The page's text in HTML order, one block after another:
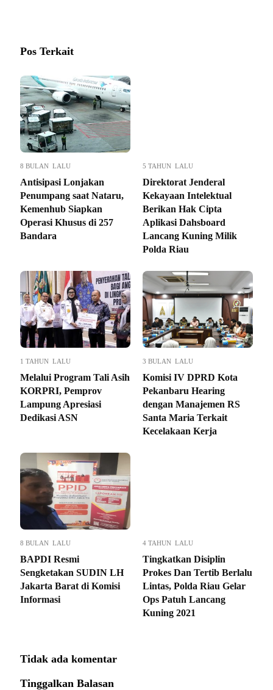
Pos Terkait
8 BULAN LALU
Antisipasi Lonjakan
Penumpang saat Nataru,
Kemenhub Siapkan
Operasi Khusus di 257
Bandara
5 TAHUN LALU
Direktorat Jenderal
Kekayaan Intelektual
Berikan Hak Cipta
Aplikasi Dahsboard
Lancang Kuning Milik
Polda Riau
1 TAHUN LALU
Melalui Program Tali Asih
KORPRI, Pemprov
Lampung Apresiasi
Dedikasi ASN
3 BULAN LALU
Komisi IV DPRD Kota
Pekanbaru Hearing
dengan Manajemen RS
Santa Maria Terkait
Kecelakaan Kerja
8 BULAN LALU
BAPDI Resmi
Sengketakan SUDIN LH
Jakarta Barat di Komisi
Informasi
4 TAHUN LALU
Tingkatkan Disiplin
Prokes Dan Tertib Berlalu
Lintas, Polda Riau Gelar
Ops Patuh Lancang
Kuning 2021
Tidak ada komentar
Tinggalkan Balasan